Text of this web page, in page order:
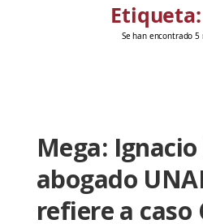
Etiqueta:
Se han encontrado
Mega:
abogado
refiere a caso